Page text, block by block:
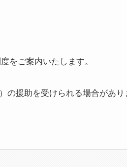
をご案内いたします。
援助を受けられる場合があり